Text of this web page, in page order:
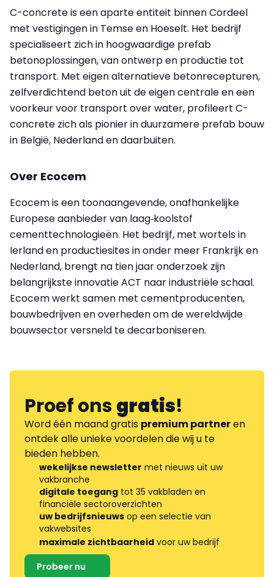
C-concrete is een aparte entiteit binnen Cordeel
met vestigingen in Temse en Hoeselt. Het bedrijf
specialiseert zich in hoogwaardige prefab
betonoplossingen, van ontwerp en productie tot
transport. Met eigen alternatieve betonrecepturen,
zelfverdichtend beton uit de eigen centrale en een
voorkeur voor transport over water, profileert C-
concrete zich als pionier in duurzamere prefab bouw
in België, Nederland en daarbuiten.
Over Ecocem
Ecocem is een toonaangevende, onafhankelijke
Europese aanbieder van laag‑koolstof
cementtechnologieën. Het bedrijf, met wortels in
Ierland en productiesites in onder meer Frankrijk en
Nederland, brengt na tien jaar onderzoek zijn
belangrijkste innovatie ACT naar industriële schaal.
Ecocem werkt samen met cementproducenten,
bouwbedrijven en overheden om de wereldwijde
bouwsector versneld te decarboniseren.
Proef onsgratis!
Word één maand gratis premium partneren
ontdek alle unieke voordelen die wij u te
bieden hebben.
wekelijkse newsletter met nieuws uit uw
vakbranche
digitale toegang tot 35 vakbladen en
financiële sectoroverzichten
uw bedrijfsnieuws op een selectie van
vakwebsites
maximale zichtbaarheid voor uw bedrijf
Probeer nu